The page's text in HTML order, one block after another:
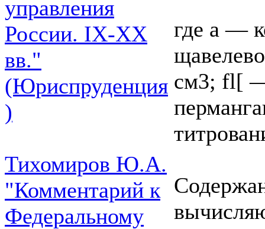
управления
России. IХ-ХХ
вв."
(Юриспруденция
)
Тихомиров Ю.А.
"Комментарий к
Федеральному
где а —
см3; fl[ —